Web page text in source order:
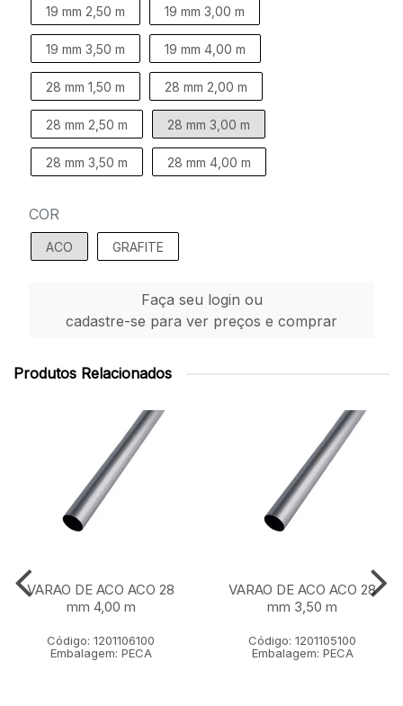
19 mm 2,50 m 19 mm 3,00 m
19 mm 3,50 m 19 mm 4,00 m
28 mm 1,50 m 28 mm 2,00 m
28 mm 2,50 m 28 mm 3,00 m
28 mm 3,50 m 28 mm 4,00 m
COR
ACO GRAFITE
Faça seu login ou
cadastre-se para ver preços e comprar
Produtos Relacionados
VARAO DE ACO ACO 28
mm 4,00 m
Código: 1201106100
Embalagem: PECA
VARAO DE ACO ACO 28
mm 3,50 m
Código: 1201105100
Embalagem: PECA